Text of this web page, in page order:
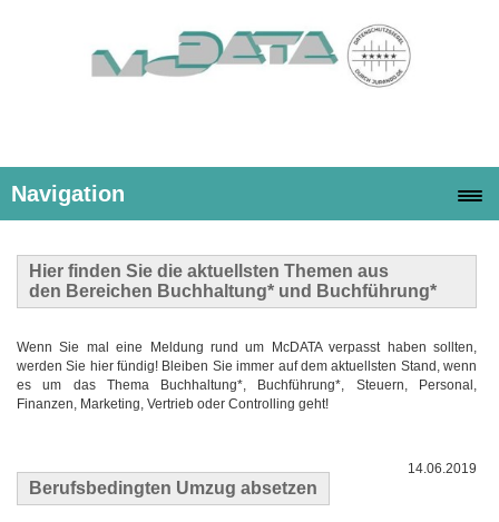
Navigation
Hier finden Sie die aktuellsten Themen aus
den Bereichen Buchhaltung* und Buchführung*
Wenn Sie mal eine Meldung rund um McDATA verpasst haben sollten,
werden Sie hier fündig! Bleiben Sie immer auf dem aktuellsten Stand, wenn
es um das Thema Buchhaltung*, Buchführung*, Steuern, Personal,
Finanzen, Marketing, Vertrieb oder Controlling geht!
Berufsbedingten Umzug absetzen
14.06.2019